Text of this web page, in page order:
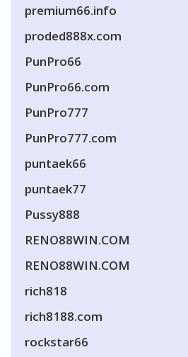
premium66.info
proded888x.com
PunPro66
PunPro66.com
PunPro777
PunPro777.com
puntaek66
puntaek77
Pussy888
RENO88WIN.COM
RENO88WIN.COM
rich818
rich8188.com
rockstar66